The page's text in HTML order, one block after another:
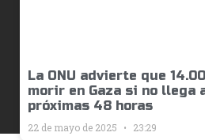
La ONU advierte que
morir en Gaza si no llega
próximas 48 horas
22 de mayo de 2025 23:29